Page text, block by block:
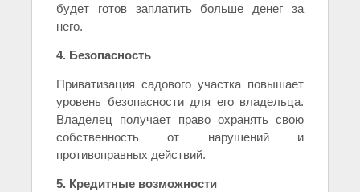
будет готов заплатить больше денег за
него.
4. Безопасность
Приватизация садового участка повышает
уровень безопасности для его владельца.
Владелец получает право охранять свою
собственность от нарушений и
противоправных действий.
5. Кредитные возможности